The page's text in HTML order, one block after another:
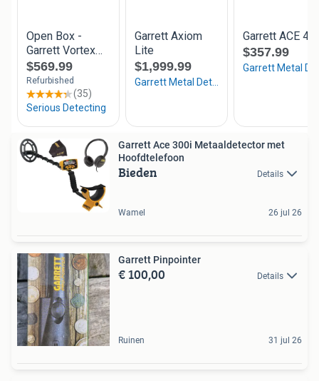
Garrett Ace 300i Metaaldetector met
Hoofdtelefoon
Bieden Details
Wamel 26 jul 26
Garrett Pinpointer
€ 100,00 Details
Ruinen 31 jul 26